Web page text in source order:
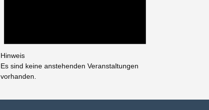
Hinweis
Es sind keine anstehenden Veranstaltungen
vorhanden.